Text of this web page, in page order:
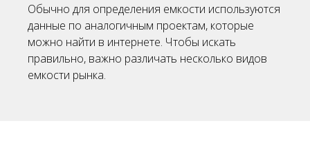
Обычно для определения емкости используются
данные по аналогичным проектам, которые
можно найти в интернете. Чтобы искать
правильно, важно различать несколько видов
емкости рынка.